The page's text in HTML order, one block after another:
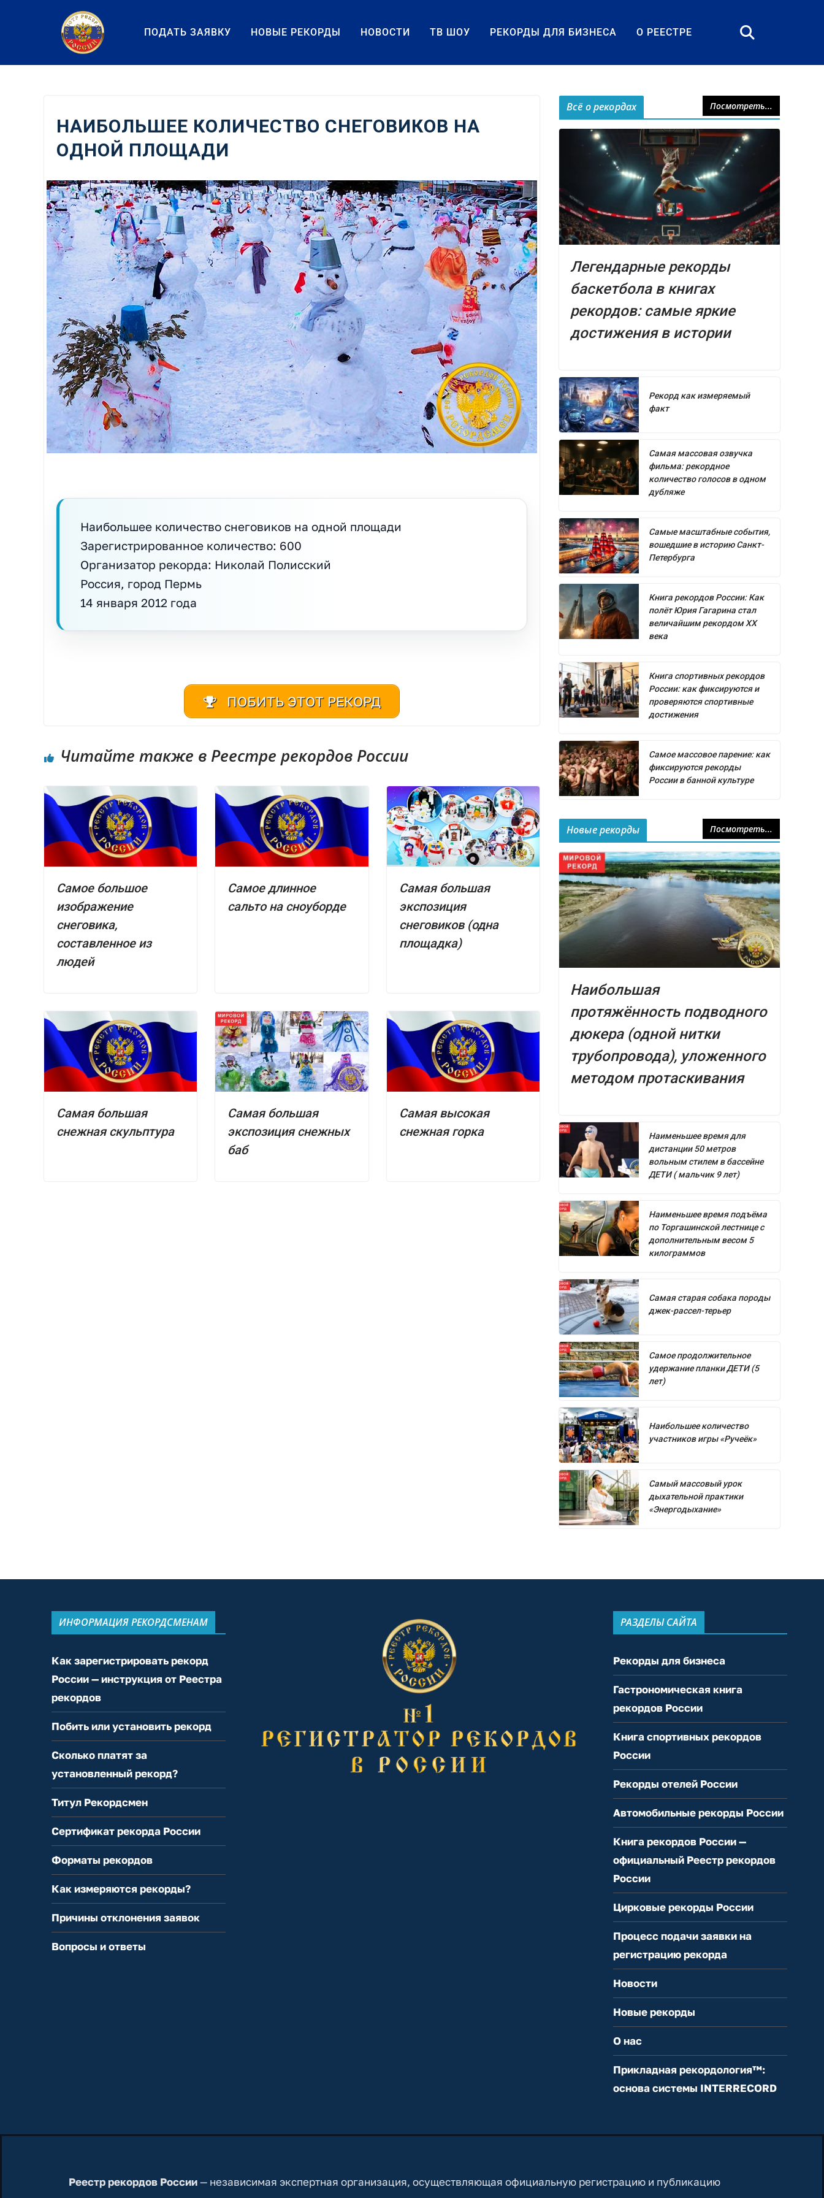
содержанию
ПОДАТЬ ЗАЯВКУ НОВЫЕ РЕКОРДЫ НОВОСТИ ТВ ШОУ РЕКОРДЫ ДЛЯ БИЗНЕСА О РЕЕСТРЕ
НАИБОЛЬШЕЕ КОЛИЧЕСТВО СНЕГОВИКОВ НА
ОДНОЙ ПЛОЩАДИ
Наибольшее количество снеговиков на одной площади
Зарегистрированное количество: 600
Организатор рекорда: Николай Полисский
Россия, город Пермь
14 января 2012 года
ПОБИТЬ ЭТОТ РЕКОРД
Читайте также в Реестре рекордов России
Самое большое
изображение
снеговика,
составленное из
людей
Самое длинное
сальто на сноуборде
Самая большая
экспозиция
снеговиков (одна
площадка)
Самая большая
снежная скульптура
Самая большая
экспозиция снежных
баб
Самая высокая
снежная горка
Всё о рекордах Посмотреть...
Легендарные рекорды
баскетбола в книгах
рекордов: самые яркие
достижения в истории
Рекорд как измеряемый
факт
Самая массовая озвучка
фильма: рекордное
количество голосов в одном
дубляже
Самые масштабные события,
вошедшие в историю Санкт-
Петербурга
Книга рекордов России: Как
полёт Юрия Гагарина стал
величайшим рекордом XX
века
Книга спортивных рекордов
России: как фиксируются и
проверяются спортивные
достижения
Самое массовое парение: как
фиксируются рекорды
России в банной культуре
Новые рекорды Посмотреть...
Наибольшая
протяжённость подводного
дюкера (одной нитки
трубопровода), уложенного
методом протаскивания
Наименьшее время для
дистанции 50 метров
вольным стилем в бассейне
ДЕТИ ( мальчик 9 лет)
Наименьшее время подъёма
по Торгашинской лестнице с
дополнительным весом 5
килограммов
Самая старая собака породы
джек-рассел-терьер
Самое продолжительное
удержание планки ДЕТИ (5
лет)
Наибольшее количество
участников игры «Ручеёк»
Самый массовый урок
дыхательной практики
«Энергодыхание»
ИНФОРМАЦИЯ РЕКОРДСМЕНАМ
Как зарегистрировать рекорд
России — инструкция от Реестра
рекордов
Побить или установить рекорд
Сколько платят за
установленный рекорд?
Титул Рекордсмен
Сертификат рекорда России
Форматы рекордов
Как измеряются рекорды?
Причины отклонения заявок
Вопросы и ответы
РАЗДЕЛЫ САЙТА
Рекорды для бизнеса
Гастрономическая книга
рекордов России
Книга спортивных рекордов
России
Рекорды отелей России
Автомобильные рекорды России
Книга рекордов России —
официальный Реестр рекордов
России
Цирковые рекорды России
Процесс подачи заявки на
регистрацию рекорда
Новости
Новые рекорды
О нас
Прикладная рекордология™:
основа системы INTERRECORD
Реестр рекордов России— независимая экспертная организация, осуществляющая официальную регистрацию и публикацию